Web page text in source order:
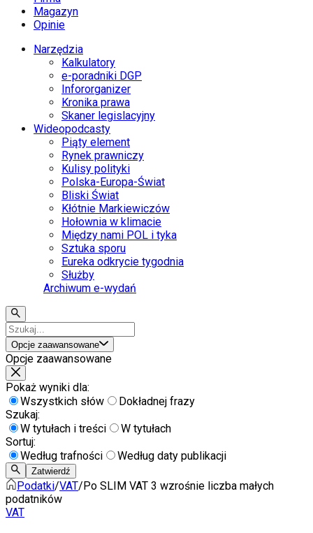
Magazyn
Opinie
Narzędzia
Kalkulatory
e-poradniki DGP
Infororganizer
Kronika prawa
Skaner legislacyjny
Wideopodcasty
Piąty element
Rynek prawniczy
Kulisy polityki
Polska-Europa-Świat
Bliski Świat
Kłótnie Markiewiczów
Hołownia w klimacie
Między nami POL i tyka
Sztuka sporu
Eureka odkrycie tygodnia
Służby
Archiwum e-wydań
Opcje zaawansowane
Opcje zaawansowane
Pokaż wyniki dla:
Wszystkich słów
Dokładnej frazy
Szukaj:
W tytułach i treści
W tytułach
Sortuj:
Według trafności
Według daty publikacji
Zatwierdź
Podatki/VAT/Po SLIM VAT 3 wzrośnie liczba małych
podatników
VAT